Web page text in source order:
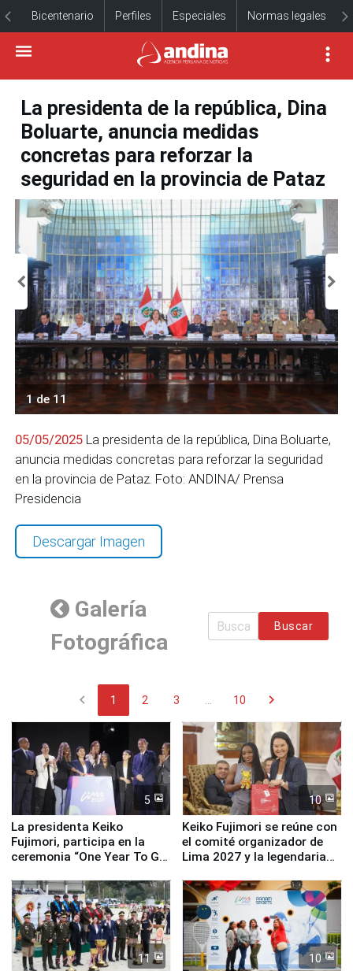
Bicentenario Perfiles Especiales Normas legales
La presidenta de la república, Dina
Boluarte, anuncia medidas
concretas para reforzar la
seguridad en la provincia de Pataz
1 de 11
05/05/2025 La presidenta de la república, Dina Boluarte,
anuncia medidas concretas para reforzar la seguridad
en la provincia de Pataz. Foto: ANDINA/ Prensa
Presidencia
Descargar Imagen
Galería
Fotográfica
Buscar
chevron_left 1 2 3 ... 10 chevron_right
5
La presidenta Keiko
Fujimori, participa en la
ceremonia “One Year To Go
10
Keiko Fujimori se reúne con
el comité organizador de
Lima 2027 y la legendaria
11 10